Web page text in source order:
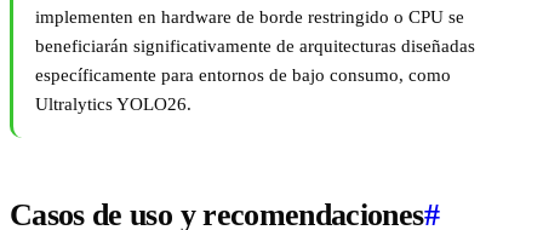
implementen en hardware de borde restringido o CPU se
beneficiarán significativamente de arquitecturas diseñadas
específicamente para entornos de bajo consumo, como
Ultralytics YOLO26.
Casos de uso y recomendaciones#